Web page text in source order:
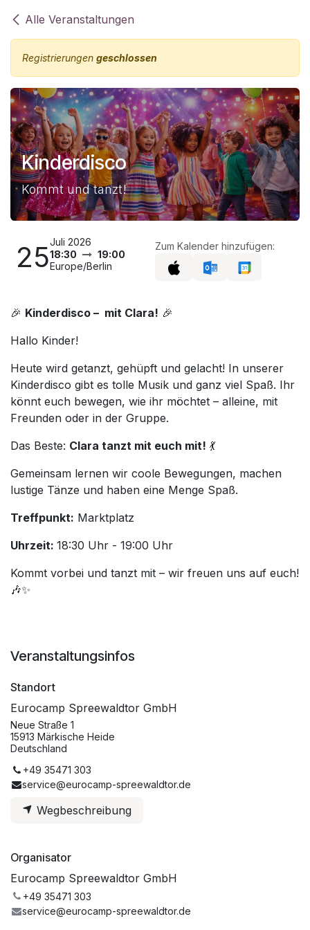
Alle Veranstaltungen
Registrierungen geschlossen
Kinderdisco
Kommt und tanzt!
25Juli 2026
18:30
19:00
Europe/Berlin
Zum Kalender hinzufügen:
🎉 Kinderdisco – mit Clara! 🎉
Hallo Kinder!
Heute wird getanzt, gehüpft und gelacht! In unserer
Kinderdisco gibt es tolle Musik und ganz viel Spaß. Ihr
könnt euch bewegen, wie ihr möchtet – alleine, mit
Freunden oder in der Gruppe.
Das Beste: Clara tanzt mit euch mit! 💃
Gemeinsam lernen wir coole Bewegungen, machen
lustige Tänze und haben eine Menge Spaß.
Treffpunkt: Marktplatz
Uhrzeit: 18:30 Uhr - 19:00 Uhr
Kommt vorbei und tanzt mit – wir freuen uns auf euch!
🎶✨
Veranstaltungsinfos
Standort
Eurocamp Spreewaldtor GmbH
Neue Straße 1
15913 Märkische Heide
Deutschland
+49 35471 303
service@eurocamp-spreewaldtor.de
Wegbeschreibung
Organisator
Eurocamp Spreewaldtor GmbH
+49 35471 303
service@eurocamp-spreewaldtor.de